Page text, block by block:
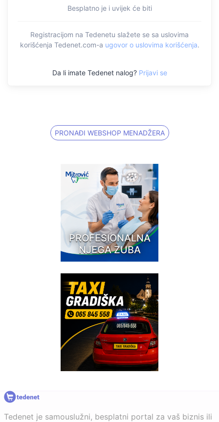
Besplatno je i uvijek će biti
Registracijom na Tedenetu slažete se sa uslovima
korišćenja Tedenet.com-a ugovor o uslovima korišćenja.
Da li imate Tedenet nalog? Prijavi se
PRONAĐI WEBSHOP MENADŽERA
PROFESIONALNA
NJEGA ZUBA
Tedenet je samouslužni, besplatni portal za vaš biznis ili